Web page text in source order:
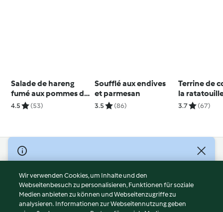
Salade de hareng
fumé aux pommes de
terre et pistaches
4.5 (53)
Soufflé aux endives
et parmesan
3.5 (86)
Terrine de
la
l'estragon
3.7 (67)
© Copyright 2026
Nutzungsbedingungen
Datenschutzrichtlinien
Disclaimer
Wir verwenden Cookies, um Inhalte und den
Webseitenbesuch zu personalisieren, Funktionen für soziale
Medien anbieten zu können und Webseitenzugriffe zu
analysieren. Informationen zur Webseitennutzung geben